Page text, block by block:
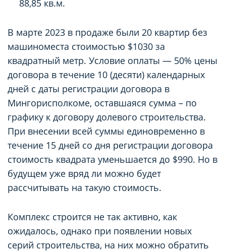
88,85 кв.м.
В марте 2023 в продаже были 20 квартир без
машиноместа стоимостью $1030 за
квадратный метр. Условие оплаты — 50% цены
договора в течение 10 (десяти) календарных
дней с даты регистрации договора в
Мингорисполкоме, оставшаяся сумма – по
графику к договору долевого строительства.
При внесении всей суммы единовременно в
течение 15 дней со дня регистрации договора
стоимость квадрата уменьшается до $990. Но в
будущем уже вряд ли можно будет
рассчитывать на такую стоимость.
Комплекс строится не так активно, как
ожидалось, однако при появлении новых
серий строительства, на них можно обратить